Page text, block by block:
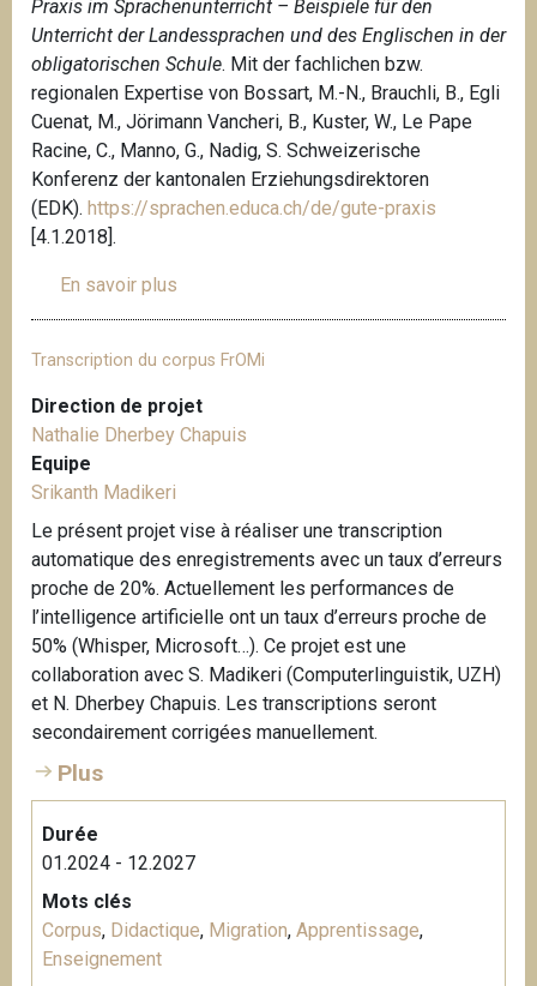
Praxis im Sprachenunterricht – Beispiele für den
Unterricht der Landessprachen und des Englischen in der
obligatorischen Schule. Mit der fachlichen bzw.
regionalen Expertise von Bossart, M.-N., Brauchli, B., Egli
Cuenat, M., Jörimann Vancheri, B., Kuster, W., Le Pape
Racine, C., Manno, G., Nadig, S. Schweizerische
Konferenz der kantonalen Erziehungsdirektoren
(EDK). https://sprachen.educa.ch/de/gute-praxis
[4.1.2018].
En savoir plus
L
i
c
n
a
u
e
r
K
a
r
n
Transcription du corpus FrOMi
Direction de projet
Nathalie Dherbey Chapuis
Equipe
Srikanth Madikeri
Le présent projet vise à réaliser une transcription
automatique des enregistrements avec un taux d’erreurs
proche de 20%. Actuellement les performances de
l’intelligence artificielle ont un taux d’erreurs proche de
50% (Whisper, Microsoft…). Ce projet est une
collaboration avec S. Madikeri (Computerlinguistik, UZH)
et N. Dherbey Chapuis. Les transcriptions seront
secondairement corrigées manuellement.
Plus
Durée
01.2024 - 12.2027
Mots clés
Corpus, Didactique, Migration, Apprentissage,
Enseignement